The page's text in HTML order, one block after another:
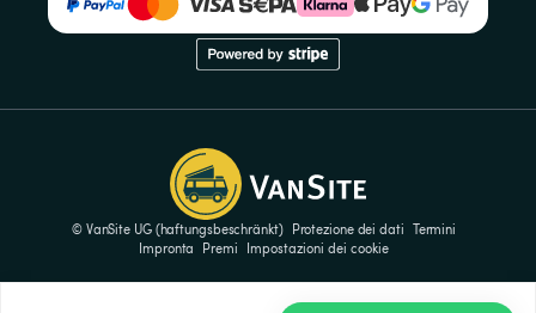
© VanSite UG (haftungsbeschränkt) Protezione dei dati Termini
Impronta
Premi Impostazioni dei cookie